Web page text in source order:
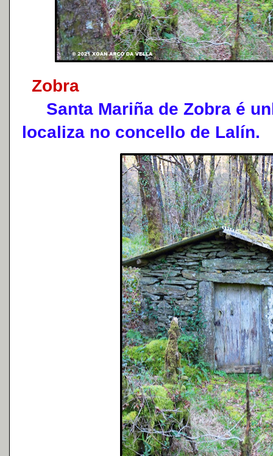
Zobra
Santa Mariña de Zobra é
localiza no concello de Lalín.